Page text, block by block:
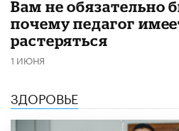
​Вам не обязательно
почему педагог
растеряться
1 ИЮНЯ
ЗДОРОВЬЕ